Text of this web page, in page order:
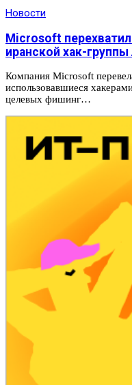
Новости
Microsoft
иранской хак-группы
Компания Microsoft
использовавшиеся
целевых фишинг…